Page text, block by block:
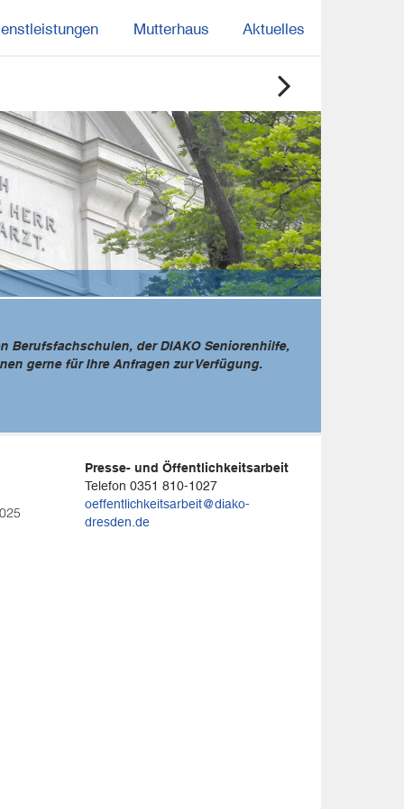
Mutterhaus Aktuelles
Berufsfachschulen, der DIAKO Seniorenhilfe,
gerne für Ihre Anfragen zur Verfügung.
Presse- und Öffentlichkeitsarbeit
Telefon 0351 810-1027
oeffentlichkeitsarbeit@diako-
dresden.de